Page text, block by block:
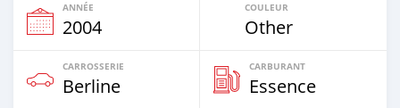
ANNÉE
2004
COULEUR
Other
CARROSSERIE
Berline
CARBURANT
Essence